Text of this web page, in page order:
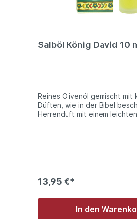
Salböl König David 10
Reines Olivenöl gemischt mit
Düften, wie in der Bibel beschrieben.
Herrenduft mit einem leichten
13,95 €*
In den